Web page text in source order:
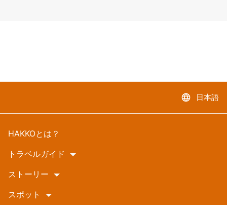
language 日本語
HAKKOとは？
トラベルガイド
ストーリー
スポット